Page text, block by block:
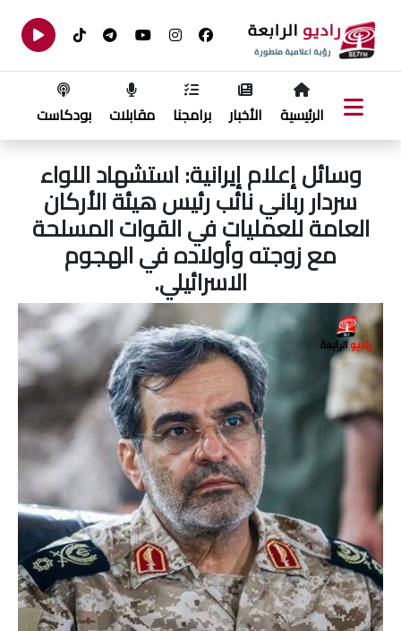
الرئيسية الأخبار برامجنا مقابلات بودكاست
وسائل إعلام إيرانية: استشهاد اللواء
سردار رباني نائب رئيس هيئة الأركان
العامة للعمليات في القوات المسلحة
مع زوجته وأولاده في الهجوم
الاسرائيلي.